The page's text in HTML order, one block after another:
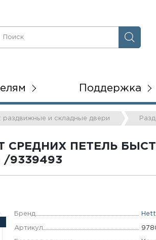
Поддержка
и складные двери
СРЕДНИХ ПЕТЕЛЬ
9339493
Бренд
Артикул